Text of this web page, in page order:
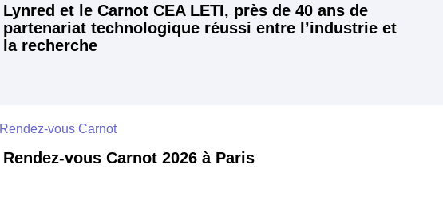
Lynred et le Carnot CEA LETI, près de 40 ans de
partenariat technologique réussi entre l’industrie et
la recherche
Rendez-vous Carnot
Rendez-vous Carnot 2026 à Paris